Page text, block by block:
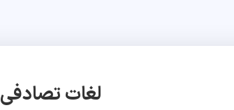
لغات تصادفی